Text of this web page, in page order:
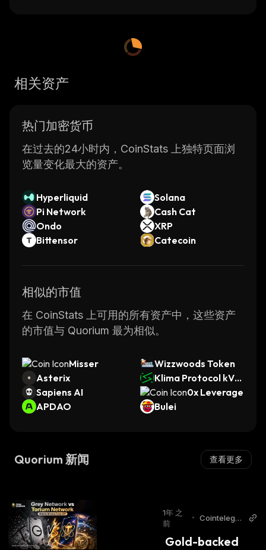
相关资产
热门加密货币
在过去的24小时内，CoinStats 上独特页面浏
览量变化最大的资产。
Hyperliquid
Solana
Pi Network
Cash Cat
Ondo
XRP
Bittensor
Catecoin
相似的市值
在 CoinStats 上可用的所有资产中，这些资产
的市值与 Quorium 最为相似。
Misser
Wizzwoods Token
Asterix
Klima Protocol kVC
M
Sapiens AI
0x Leverage
APDAO
Bulei
Quorium 新闻 查看更多
1年 之
前
•
Cointelegra
Gold-backed